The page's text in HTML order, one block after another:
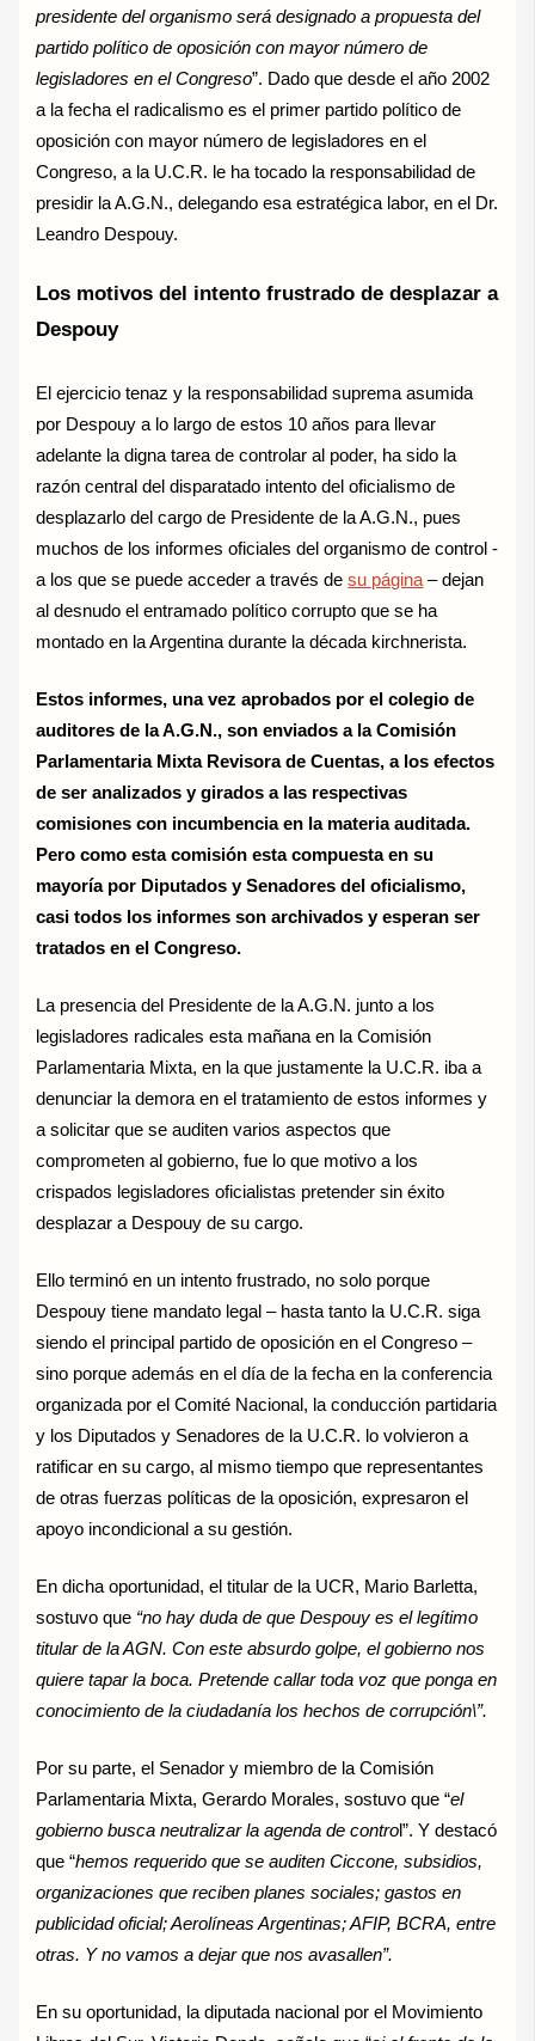
presidente del organismo será designado a propuesta del
partido político de oposición con mayor número de
legisladores en el Congreso”. Dado que desde el año 2002
a la fecha el radicalismo es el primer partido político de
oposición con mayor número de legisladores en el
Congreso, a la U.C.R. le ha tocado la responsabilidad de
presidir la A.G.N., delegando esa estratégica labor, en el Dr.
Leandro Despouy.
Los motivos del intento frustrado de desplazar a
Despouy
El ejercicio tenaz y la responsabilidad suprema asumida
por Despouy a lo largo de estos 10 años para llevar
adelante la digna tarea de controlar al poder, ha sido la
razón central del disparatado intento del oficialismo de
desplazarlo del cargo de Presidente de la A.G.N., pues
muchos de los informes oficiales del organismo de control -
a los que se puede acceder a través desu página– dejan
al desnudo el entramado político corrupto que se ha
montado en la Argentina durante la década kirchnerista.
Estos informes, una vez aprobados por el colegio de
auditores de la A.G.N., son enviados a la Comisión
Parlamentaria Mixta Revisora de Cuentas, a los efectos
de ser analizados y girados a las respectivas
comisiones con incumbencia en la materia auditada.
Pero como esta comisión esta compuesta en su
mayoría por Diputados y Senadores del oficialismo,
casi todos los informes son archivados y esperan ser
tratados en el Congreso.
La presencia del Presidente de la A.G.N. junto a los
legisladores radicales esta mañana en la Comisión
Parlamentaria Mixta, en la que justamente la U.C.R. iba a
denunciar la demora en el tratamiento de estos informes y
a solicitar que se auditen varios aspectos que
comprometen al gobierno, fue lo que motivo a los
crispados legisladores oficialistas pretender sin éxito
desplazar a Despouy de su cargo.
Ello terminó en un intento frustrado, no solo porque
Despouy tiene mandato legal – hasta tanto la U.C.R. siga
siendo el principal partido de oposición en el Congreso –
sino porque además en el día de la fecha en la conferencia
organizada por el Comité Nacional, la conducción partidaria
y los Diputados y Senadores de la U.C.R. lo volvieron a
ratificar en su cargo, al mismo tiempo que representantes
de otras fuerzas políticas de la oposición, expresaron el
apoyo incondicional a su gestión.
En dicha oportunidad, el titular de la UCR, Mario Barletta,
sostuvo que “no hay duda de que Despouy es el legítimo
titular de la AGN. Con este absurdo golpe, el gobierno nos
quiere tapar la boca. Pretende callar toda voz que ponga en
conocimiento de la ciudadanía los hechos de corrupción\”.
Por su parte, el Senador y miembro de la Comisión
Parlamentaria Mixta, Gerardo Morales, sostuvo que “el
gobierno busca neutralizar la agenda de control”. Y destacó
que “hemos requerido que se auditen Ciccone, subsidios,
organizaciones que reciben planes sociales; gastos en
publicidad oficial; Aerolíneas Argentinas; AFIP, BCRA, entre
otras. Y no vamos a dejar que nos avasallen”.
En su oportunidad, la diputada nacional por el Movimiento